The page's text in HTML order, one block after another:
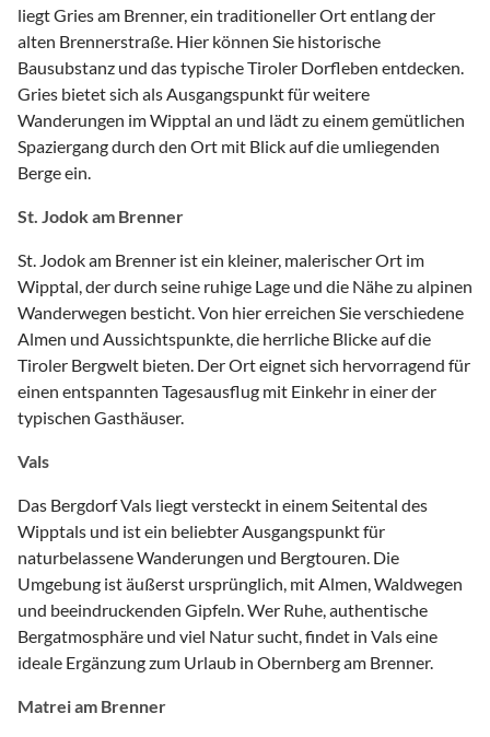
liegt Gries am Brenner, ein traditioneller Ort entlang der
alten Brennerstraße. Hier können Sie historische
Bausubstanz und das typische Tiroler Dorfleben entdecken.
Gries bietet sich als Ausgangspunkt für weitere
Wanderungen im Wipptal an und lädt zu einem gemütlichen
Spaziergang durch den Ort mit Blick auf die umliegenden
Berge ein.
St. Jodok am Brenner
St. Jodok am Brenner ist ein kleiner, malerischer Ort im
Wipptal, der durch seine ruhige Lage und die Nähe zu alpinen
Wanderwegen besticht. Von hier erreichen Sie verschiedene
Almen und Aussichtspunkte, die herrliche Blicke auf die
Tiroler Bergwelt bieten. Der Ort eignet sich hervorragend für
einen entspannten Tagesausflug mit Einkehr in einer der
typischen Gasthäuser.
Vals
Das Bergdorf Vals liegt versteckt in einem Seitental des
Wipptals und ist ein beliebter Ausgangspunkt für
naturbelassene Wanderungen und Bergtouren. Die
Umgebung ist äußerst ursprünglich, mit Almen, Waldwegen
und beeindruckenden Gipfeln. Wer Ruhe, authentische
Bergatmosphäre und viel Natur sucht, findet in Vals eine
ideale Ergänzung zum Urlaub in Obernberg am Brenner.
Matrei am Brenner